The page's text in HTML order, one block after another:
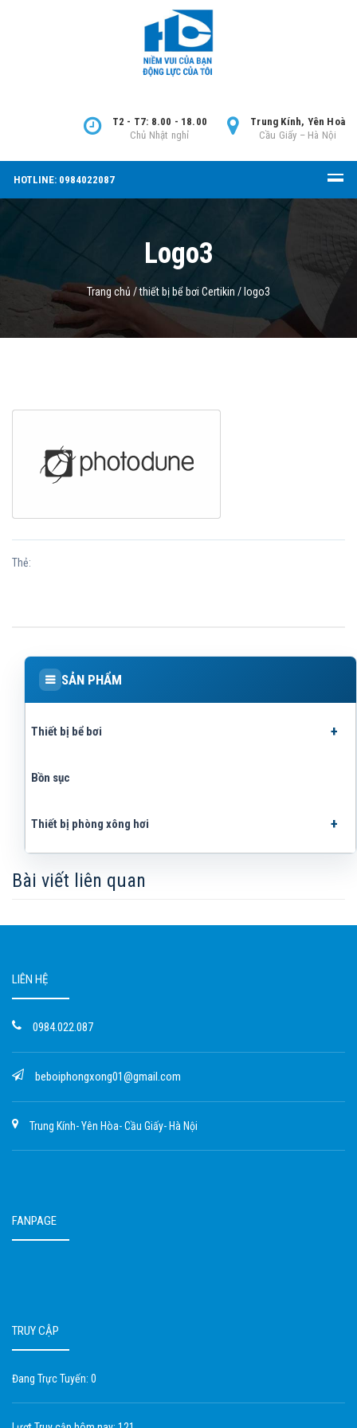
Trung Kính, Yên Hoà
Cầu Giấy – Hà Nội
T2 - T7: 8.00 - 18.00
Chủ Nhật nghỉ
HOTLINE: 0984022087
Logo3
Trang chủ /thiết bị bể bơi Certikin / logo3
Thẻ:
SẢN PHẨM
Thiết bị bể bơi
Bồn sục
Thiết bị phòng xông hơi
Bài viết liên quan
LIÊN HỆ
0984.022.087
beboiphongxong01@gmail.com
Trung Kính- Yên Hòa- Cầu Giấy- Hà Nội
FANPAGE
TRUY CẬP
Đang Trực Tuyến: 0